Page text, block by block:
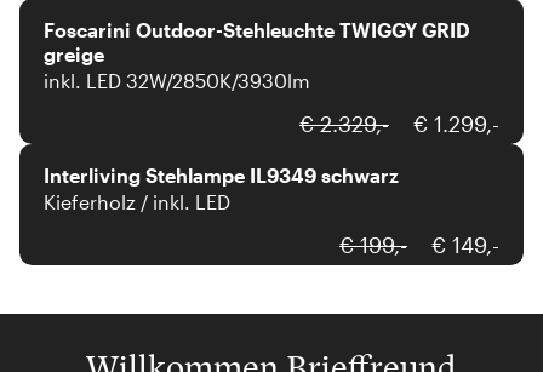
Foscarini Outdoor-Stehleuchte TWIGGY GRID
greige
inkl. LED 32W/2850K/3930lm
€ 2.329,- € 1.299,-
Interliving
Interliving Stehlampe IL9349 schwarz
Kieferholz / inkl. LED
€ 199,- € 149,-